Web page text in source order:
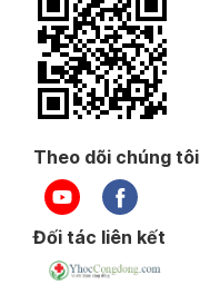
Theo dõi chúng tôi
Đối tác liên kết